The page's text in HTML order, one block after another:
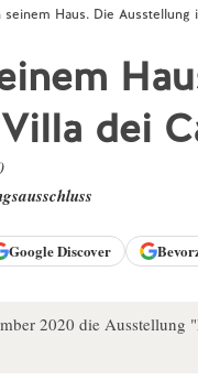
seinem Haus. Die Ausstellung
dei
GoogleDiscover
2020 die Ausstellung